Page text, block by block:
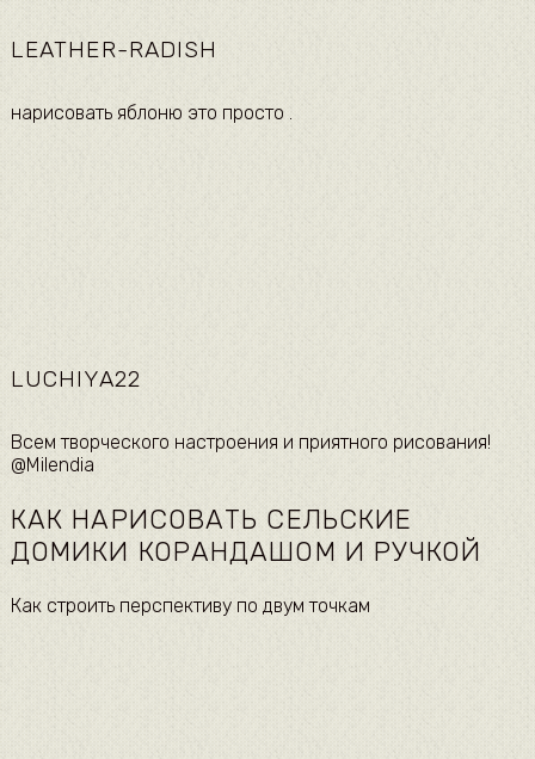
LEATHER-RADISH
​нарисовать яблоню это просто . ​
LUCHIYA22
​Всем творческого настроения и приятного рисования!
@Milendia​
КАК НАРИСОВАТЬ СЕЛЬСКИЕ
ДОМИКИ КОРАНДАШОМ И РУЧКОЙ
​Как строить перспективу по двум точкам​